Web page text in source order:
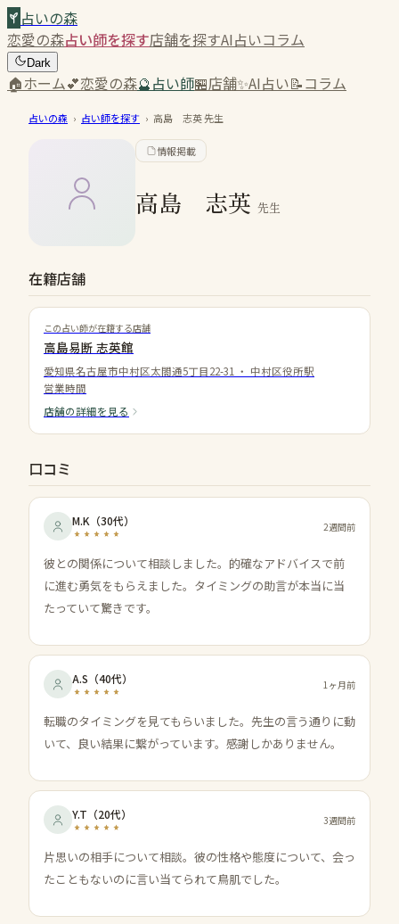
占いの森
恋愛の森占い師を探す店舗を探すAI占いコラム
Dark
🏠ホーム💕恋愛の森🔮占い師🏪店舗✨AI占い📝コラム
占いの森 › 占い師を探す › 高島 志英先生
情報掲載
高島 志英 先生
在籍店舗
この占い師が在籍する店舗
高島易断 志英館
愛知県名古屋市中村区太閤通5丁目22-31 ・ 中村区役所駅
営業時間
店舗の詳細を見る
口コミ
M.K （30代） 2週間前
彼との関係について相談しました。的確なアドバイスで前
に進む勇気をもらえました。タイミングの助言が本当に当
たっていて驚きです。
A.S （40代） 1ヶ月前
転職のタイミングを見てもらいました。先生の言う通りに動
いて、良い結果に繋がっています。感謝しかありません。
Y.T （20代） 3週間前
片思いの相手について相談。彼の性格や態度について、会っ
たこともないのに言い当てられて鳥肌でした。